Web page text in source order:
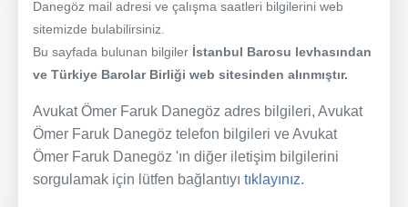
Danegöz mail adresi ve çalışma saatleri bilgilerini web
sitemizde bulabilirsiniz.
Bu sayfada bulunan bilgiler İstanbul Barosu levhasından
ve Türkiye Barolar Birliği web sitesinden alınmıştır.
Avukat Ömer Faruk Danegöz adres bilgileri, Avukat
Ömer Faruk Danegöz telefon bilgileri ve Avukat
Ömer Faruk Danegöz 'ın diğer iletişim bilgilerini
sorgulamak için lütfen bağlantıyı tıklayınız.